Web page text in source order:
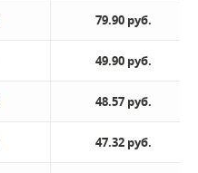
79.90 руб.
49.90 руб.
48.57 руб.
47.32 руб.